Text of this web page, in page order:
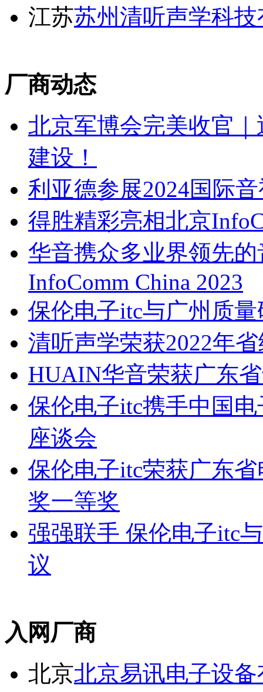
江苏苏州清听声学科
厂商动态
北京军博会完美收官
建设！
利亚德参展2024国际
得胜精彩亮相北京
华音携众多业界领先
InfoComm China 2023
保伦电子itc与广州质
清听声学荣获2022年
HUAIN华音荣获广东
保伦电子itc携手中国
座谈会
保伦电子itc荣获广东
奖一等奖
强强联手 保伦电子itc
议
入网厂商
北京北京易讯电子设